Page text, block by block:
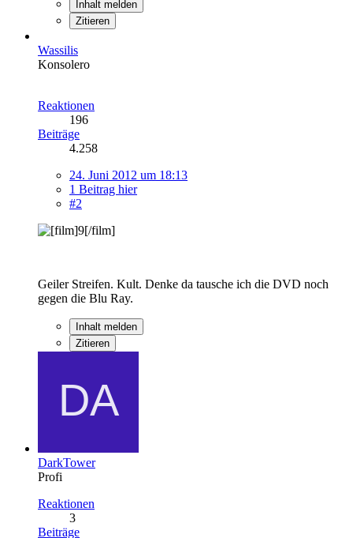
Inhalt melden
Zitieren
Wassilis
Konsolero
Reaktionen
196
Beiträge
4.258
24. Juni 2012 um 18:13
1 Beitrag hier
#2
Geiler Streifen. Kult. Denke da tausche ich die DVD noch
gegen die Blu Ray.
Inhalt melden
Zitieren
DarkTower
Profi
Reaktionen
3
Beiträge